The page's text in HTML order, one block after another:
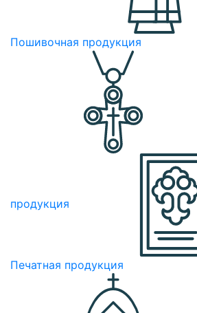
Пошивочная продукция
продукция
Печатная продукция